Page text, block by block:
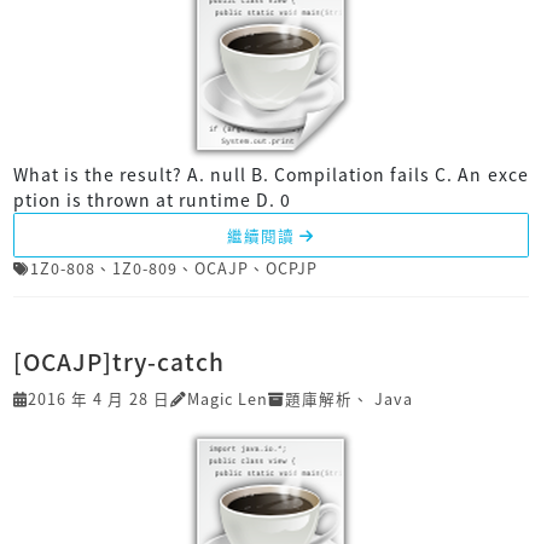
What is the result? A. null B. Compilation fails C. An exce
ption is thrown at runtime D. 0
繼續閱讀
1Z0-808 、 1Z0-809 、 OCAJP 、 OCPJP
[OCAJP]try-catch
2016 年 4 月 28 日 Magic Len 題庫解析 、 Java